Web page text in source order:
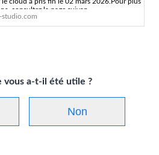
de CLIP STUDIO
consultez la page suivan
vous a-t-il été utile ?
Non